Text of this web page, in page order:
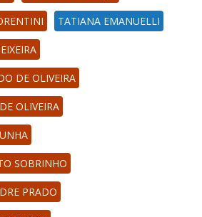
TATIANA EMANUELLI
DE OLIVEIRA
OLIVEIRA
SOBRINHO
PRADO